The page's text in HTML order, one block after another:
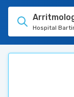
TUASAUDE.COM
Hospital